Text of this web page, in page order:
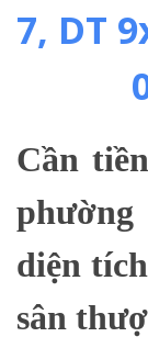
7, DT
Cần
diện
sân